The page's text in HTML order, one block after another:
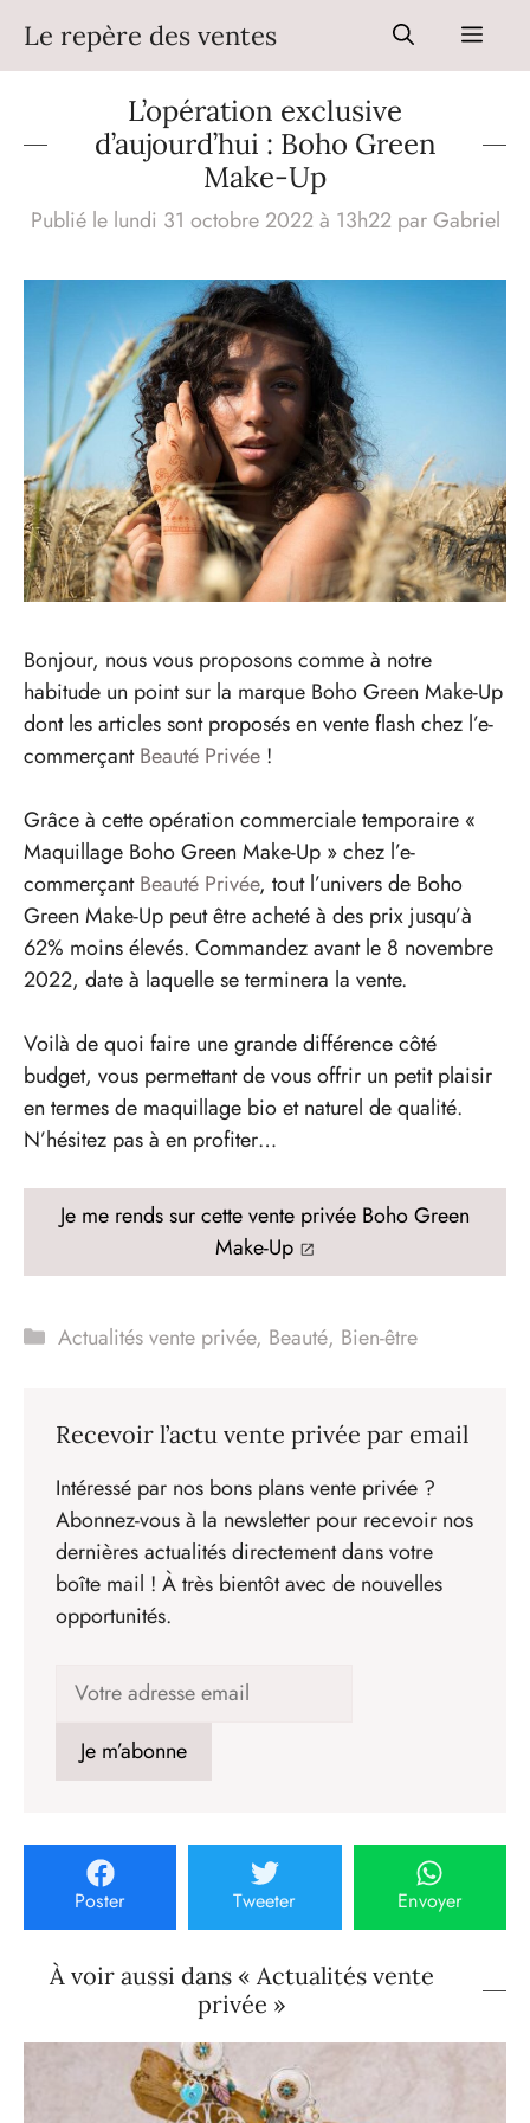
contenu
Le repère des ventes Menu
L’opération exclusive
d’aujourd’hui : Boho Green
Make-Up
Publié le lundi 31 octobre 2022 à 13h22 parGabriel
Bonjour, nous vous proposons comme à notre
habitude un point sur la marque Boho Green Make-Up
dont les articles sont proposés en vente flash chez l’e-
commerçantBeauté Privée !
Grâce à cette opération commerciale temporaire «
Maquillage Boho Green Make-Up » chez l’e-
commerçantBeauté Privée, tout l’univers de Boho
Green Make-Up peut être acheté à des prix jusqu’à
62% moins élevés. Commandez avant le 8 novembre
2022, date à laquelle se terminera la vente.
Voilà de quoi faire une grande différence côté
budget, vous permettant de vous offrir un petit plaisir
en termes de maquillage bio et naturel de qualité.
N’hésitez pas à en profiter…
Je me rends sur cette vente privée Boho Green
Make-Up
Catégories
Actualités vente privée, Beauté, Bien-être
Recevoir l’actu vente privée par email
Intéressé par nos bons plans vente privée ?
Abonnez-vous à la newsletter pour recevoir nos
dernières actualités directement dans votre
boîte mail ! À très bientôt avec de nouvelles
opportunités.
Poster Tweeter Envoyer
À voir aussi dans « Actualités vente
privée »